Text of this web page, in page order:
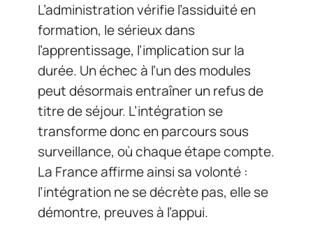
L’administration vérifie l’assiduité en
formation, le sérieux dans
l’apprentissage, l’implication sur la
durée. Un échec à l’un des modules
peut désormais entraîner un refus de
titre de séjour. L’intégration se
transforme donc en parcours sous
surveillance, où chaque étape compte.
La France affirme ainsi sa volonté :
l’intégration ne se décrète pas, elle se
démontre, preuves à l’appui.